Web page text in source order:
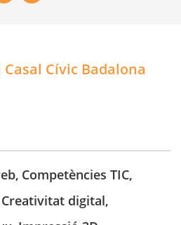
Cívic Badalona
, Competències TIC,
Creativitat digital,